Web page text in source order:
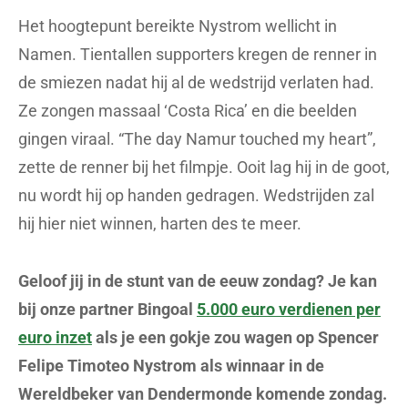
Het hoogtepunt bereikte Nystrom wellicht in
Namen. Tientallen supporters kregen de renner in
de smiezen nadat hij al de wedstrijd verlaten had.
Ze zongen massaal ‘Costa Rica’ en die beelden
gingen viraal. “The day Namur touched my heart”,
zette de renner bij het filmpje. Ooit lag hij in de goot,
nu wordt hij op handen gedragen. Wedstrijden zal
hij hier niet winnen, harten des te meer.
Geloof jij in de stunt van de eeuw zondag? Je kan
bij onze partner Bingoal 5.000 euro verdienen per
euro inzetals je een gokje zou wagen op Spencer
Felipe Timoteo Nystrom als winnaar in de
Wereldbeker van Dendermonde komende zondag.